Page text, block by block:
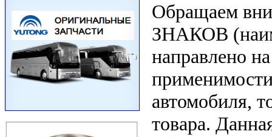
Обращаем
ЗНАКОВ
направлено
автомобиля,
товара.